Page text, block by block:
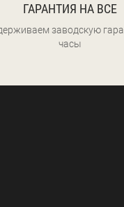
ГАРАНТИЯ НА ВСЕ
заводскую
часы